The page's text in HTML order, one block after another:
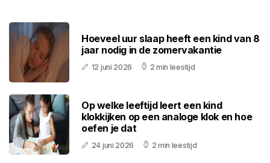
Hoeveel uur slaap heeft een kind van 8
jaar nodig in de zomervakantie
12 juni 2026 2 min leestijd
Op welke leeftijd leert een kind
klokkijken op een analoge klok en hoe
oefen je dat
24 juni 2026 2 min leestijd